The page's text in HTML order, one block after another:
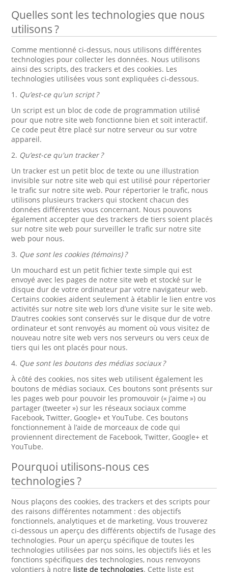
Quelles sont les technologies que nous
utilisons ?
Comme mentionné ci-dessus, nous utilisons différentes
technologies pour collecter les données. Nous utilisons
ainsi des scripts, des trackers et des cookies. Les
technologies utilisées vous sont expliquées ci-dessous.
1. Qu’est-ce qu'un script ?
Un script est un bloc de code de programmation utilisé
pour que notre site web fonctionne bien et soit interactif.
Ce code peut être placé sur notre serveur ou sur votre
appareil.
2. Qu’est-ce qu'un tracker ?
Un tracker est un petit bloc de texte ou une illustration
invisible sur notre site web qui est utilisé pour répertorier
le trafic sur notre site web. Pour répertorier le trafic, nous
utilisons plusieurs trackers qui stockent chacun des
données différentes vous concernant. Nous pouvons
également accepter que des trackers de tiers soient placés
sur notre site web pour surveiller le trafic sur notre site
web pour nous.
3. Que sont les cookies (témoins) ?
Un mouchard est un petit fichier texte simple qui est
envoyé avec les pages de notre site web et stocké sur le
disque dur de votre ordinateur par votre navigateur web.
Certains cookies aident seulement à établir le lien entre vos
activités sur notre site web lors d’une visite sur le site web.
D’autres cookies sont conservés sur le disque dur de votre
ordinateur et sont renvoyés au moment où vous visitez de
nouveau notre site web vers nos serveurs ou vers ceux de
tiers qui les ont placés pour nous.
4. Que sont les boutons des médias sociaux ?
À côté des cookies, nos sites web utilisent également les
boutons de médias sociaux. Ces boutons sont présents sur
les pages web pour pouvoir les promouvoir (« j’aime ») ou
partager (tweeter ») sur les réseaux sociaux comme
Facebook, Twitter, Google+ et YouTube. Ces boutons
fonctionnement à l’aide de morceaux de code qui
proviennent directement de Facebook, Twitter, Google+ et
YouTube.
Pourquoi utilisons-nous ces
technologies ?
Nous plaçons des cookies, des trackers et des scripts pour
des raisons différentes notamment : des objectifs
fonctionnels, analytiques et de marketing. Vous trouverez
ci-dessous un aperçu des différents objectifs de l’usage des
technologies. Pour un aperçu spécifique de toutes les
technologies utilisées par nos soins, les objectifs liés et les
fonctions spécifiques des technologies, nous renvoyons
volontiers à notre liste de technologies. Cette liste est